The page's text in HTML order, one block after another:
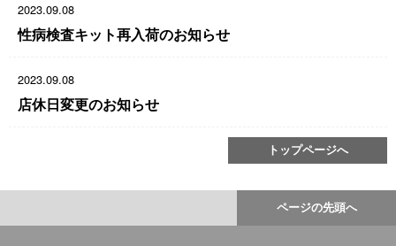
2023.09.08
性病検査キット再入荷のお知らせ
2023.09.08
店休日変更のお知らせ
トップページへ
ページの先頭へ